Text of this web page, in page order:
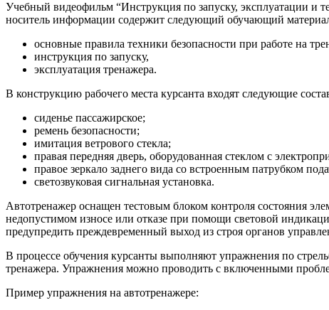
Учебный видеофильм “Инструкция по запуску, эксплуатации и
носитель информации содержит следующий обучающий
основные правила техники безопасности при работе на
инструкция по запуску,
эксплуатация тренажера.
В конструкцию рабочего места курсанта входят следующие
сиденье пассажирское;
ремень безопасности;
имитация ветрового стекла;
правая передняя дверь, оборудованная стеклом с
правое зеркало заднего вида со встроенным патрубком
светозвуковая сигнальная установка.
Автотренажер оснащен тестовым блоком контроля состояния
недопустимом износе или отказе при помощи световой
предупредить преждевременный выход из строя органов
В процессе обучения курсанты выполняют упражнения по
тренажера. Упражнения можно проводить с включенными
Пример упражнения на автотренажере: